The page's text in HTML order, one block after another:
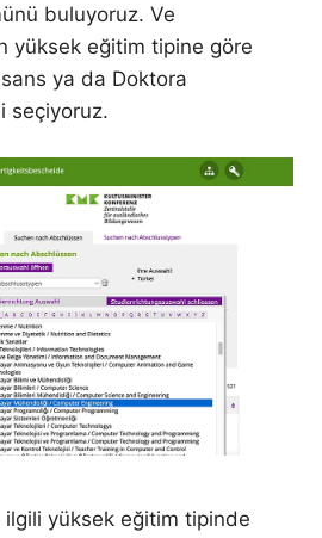
buluyoruz. Ve
yüksek eğitim tipine göre
ya da Doktora
seçiyoruz.
ilgili yüksek eğitim tipinde